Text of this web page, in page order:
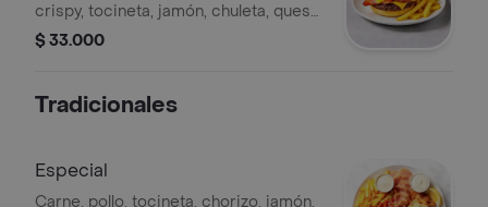
crispy, tocineta, jamón, chuleta, queso
cheddar, huevo frito, pepinillos, papas
$ 33.000
Tradicionales
Especial
Carne, pollo, tocineta, chorizo, jamón,